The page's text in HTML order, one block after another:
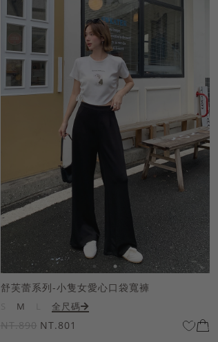
舒芙蕾系列-小隻女愛心口袋寬褲
M 全尺碼
NT.890 NT.801